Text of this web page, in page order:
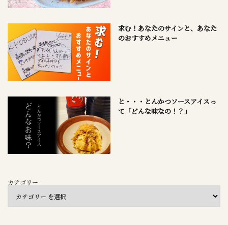
求む！あなたのサインと、あなた
のおすすめメニュー
と・・・とんかつソースアイスっ
て「どんな味なの！？」
カテゴリー